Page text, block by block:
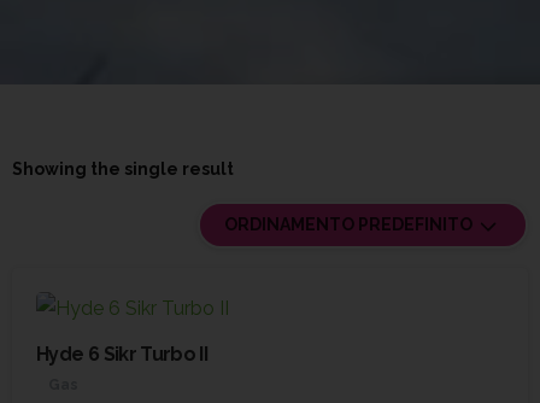
Showing the single result
ORDINAMENTO PREDEFINITO
Hyde 6 Sikr Turbo II